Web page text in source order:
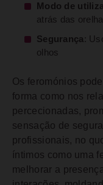
Modo de
atrás das
Segurança
:
olhos
Os feromónios
forma como nos
percecionadas,
sensação de
profissionais, no
íntimos como uma
melhorar a